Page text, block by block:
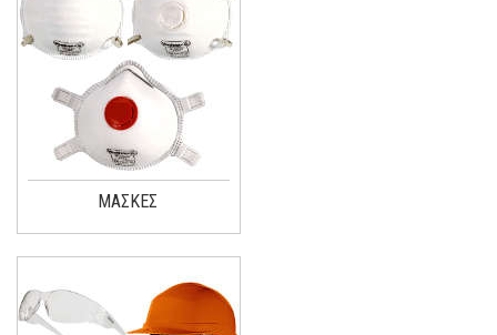
ΜΑΣΚΕΣ